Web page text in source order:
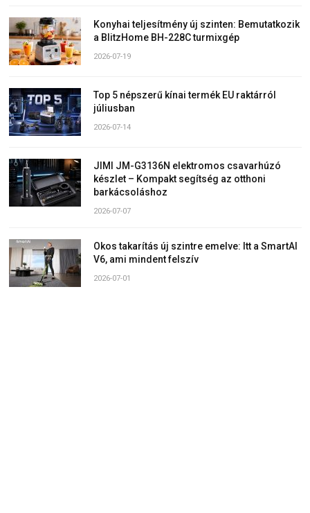
Konyhai teljesítmény új szinten: Bemutatkozik
a BlitzHome BH-228C turmixgép
2026-07-19
Top 5 népszerű kínai termék EU raktárról
júliusban
2026-07-14
JIMI JM-G3136N elektromos csavarhúzó
készlet – Kompakt segítség az otthoni
barkácsoláshoz
2026-07-07
Okos takarítás új szintre emelve: Itt a SmartAI
V6, ami mindent felszív
2026-07-01